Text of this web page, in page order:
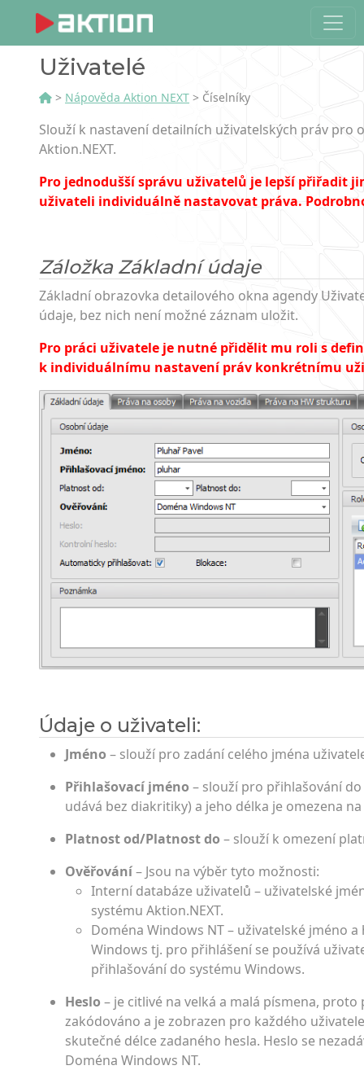
Uživatelé
> Nápověda Aktion NEXT > Číselníky
Slouží k nastavení detailních uživatelských práv pro
Aktion.NEXT.
Pro jednodušší správu uživatelů je lepší přiřadit
uživateli individuálně nastavovat práva.
Záložka Základní údaje
Základní obrazovka detailového okna agendy
údaje, bez nich není možné záznam uložit.
Pro práci uživatele je nutné přidělit mu roli s
k individuálnímu nastavení práv konkrétnímu
Údaje o uživateli:
Jméno – slouží pro zadání celého jména
Přihlašovací jméno – slouží pro přihlašování
udává bez diakritiky) a jeho délka je omezena
Platnost od/Platnost do – slouží k omezení
Ověřování– Jsou na výběr tyto možnosti:
Interní databáze uživatelů – uživatelské
systému Aktion.NEXT.
Doména Windows NT – uživatelské jméno
Windows tj. pro přihlášení se používá
přihlašování do systému Windows.
Heslo – je citlivé na velká a malá písmena,
zakódováno a je zobrazen pro každého
skutečné délce zadaného hesla. Heslo se
Doména Windows NT.